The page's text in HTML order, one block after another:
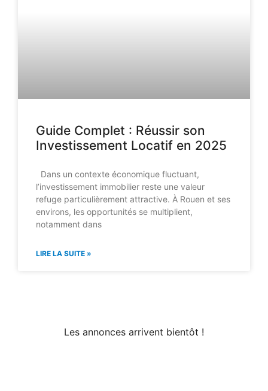
Guide Complet : Réussir son
Investissement Locatif en 2025
Dans un contexte économique fluctuant,
l’investissement immobilier reste une valeur
refuge particulièrement attractive. À Rouen et ses
environs, les opportunités se multiplient,
notamment dans
LIRE LA SUITE »
Les annonces arrivent bientôt !